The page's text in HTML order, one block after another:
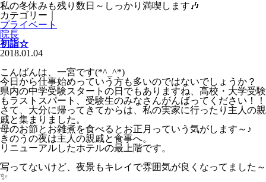
私の冬休みも残り数日～しっかり満喫します🎶
カテゴリー｜
プライベート
院長
初詣☆
2018.01.04
こんばんは、一宮です(*^_^*)
今日から仕事始めっていう方も多いのではないでしょうか？
県内の中学受験スタートの日でもありますね、高校・大学受験
もラストスパート、受験生のみなさんがんばってください！！
さて、大分に帰ってきてからは、私の実家に行ったり主人の親
戚と集まりました。
母のお節とお雑煮を食べるとお正月っていう気がします～♪
きのうの夜は主人の親戚と食事へ。
リニューアルしたホテルの最上階です。
写ってないけど、夜景もキレイで雰囲気が良くなってました～
✨